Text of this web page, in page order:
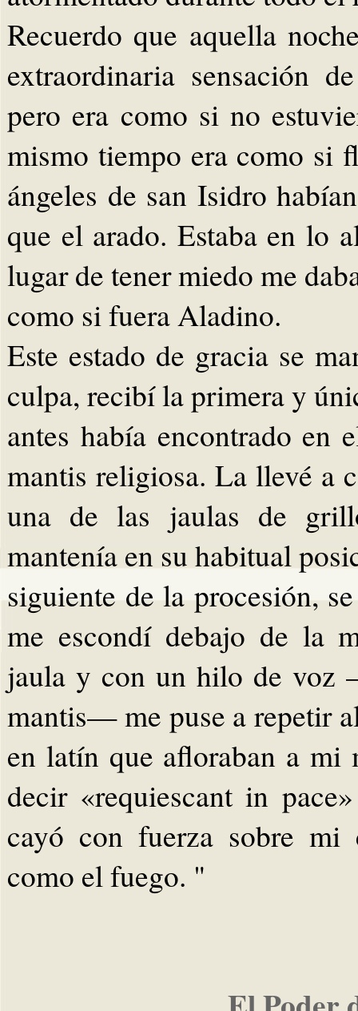
Recuerdo que aquella
extraordinaria sensación
pero era como si no
mismo tiempo era como si
ángeles de san Isidro
que el arado. Estaba en lo
lugar de tener miedo me
como si fuera Aladino.
Este estado de gracia se
culpa, recibí la primera y
antes había encontrado en
mantis religiosa. La llevé a
una de las jaulas de
mantenía en su habitual
siguiente de la procesión,
me escondí debajo de la
jaula y con un hilo de voz
mantis— me puse a repetir
en latín que afloraban a mi
decir «requiescant in
cayó con fuerza sobre mi
como el fuego. "